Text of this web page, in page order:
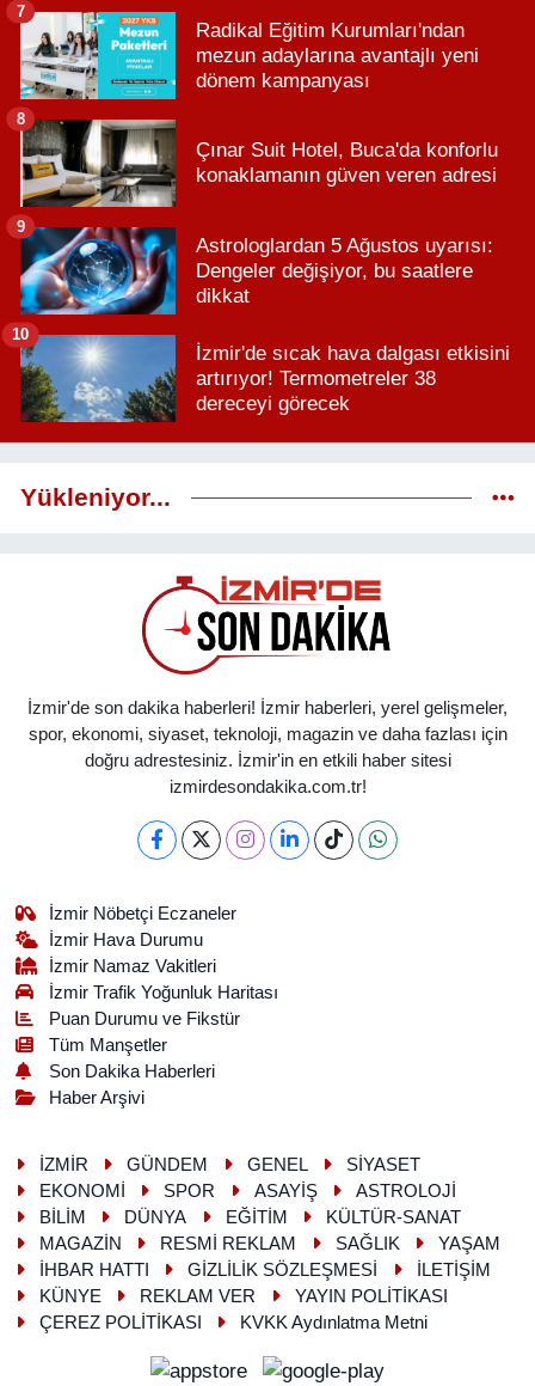
Radikal Eğitim Kurumları'ndan
mezun adaylarına avantajlı yeni
dönem kampanyası
7
Çınar Suit Hotel, Buca'da konforlu
konaklamanın güven veren adresi
8
Astrologlardan 5 Ağustos uyarısı:
Dengeler değişiyor, bu saatlere
dikkat
9
İzmir'de sıcak hava dalgası etkisini
artırıyor! Termometreler 38
dereceyi görecek
10
Yükleniyor...
İzmir'de son dakika haberleri! İzmir haberleri, yerel gelişmeler,
spor, ekonomi, siyaset, teknoloji, magazin ve daha fazlası için
doğru adrestesiniz. İzmir'in en etkili haber sitesi
izmirdesondakika.com.tr!
İzmir Nöbetçi Eczaneler
İzmir Hava Durumu
İzmir Namaz Vakitleri
İzmir Trafik Yoğunluk Haritası
Puan Durumu ve Fikstür
Tüm Manşetler
Son Dakika Haberleri
Haber Arşivi
İZMİR GÜNDEM GENEL
SİYASET
EKONOMİ
SPOR ASAYİŞ
ASTROLOJİ
BİLİM
DÜNYA EĞİTİM
KÜLTÜR-SANAT
MAGAZİN
RESMİ REKLAM SAĞLIK
YAŞAM
İHBAR HATTI
GİZLİLİK SÖZLEŞMESİ
İLETİŞİM
KÜNYE
REKLAM VER
YAYIN POLİTİKASI
ÇEREZ POLİTİKASI
KVKK Aydınlatma Metni